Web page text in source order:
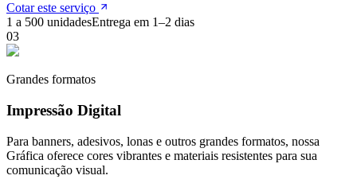
Cotar este serviço
1 a 500 unidadesEntrega em 1–2 dias
03
Grandes formatos
Impressão Digital
Para banners, adesivos, lonas e outros grandes formatos, nossa
Gráfica oferece cores vibrantes e materiais resistentes para sua
comunicação visual.